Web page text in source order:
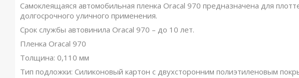
Самоклеящаяся автомобильная пленка Oracal 970 предназначена для
долгосрочного уличного применения.
Срок службы автовинила Oracal 970 – до 10 лет.
Пленка Oracal 970
Толщина: 0,110 мм
Тип подложки: Силиконовый картон с двухсторонним полиэтиленовым